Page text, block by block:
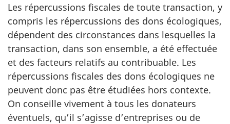
Les répercussions fiscales de toute transaction, y
compris les répercussions des dons écologiques,
dépendent des circonstances dans lesquelles la
transaction, dans son ensemble, a été effectuée
et des facteurs relatifs au contribuable. Les
répercussions fiscales des dons écologiques ne
peuvent donc pas être étudiées hors contexte.
On conseille vivement à tous les donateurs
éventuels, qu’il s’agisse d’entreprises ou de